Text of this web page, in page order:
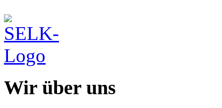
Wir über uns